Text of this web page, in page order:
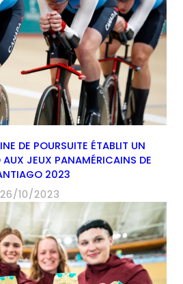
DE POURSUITE ÉTABLIT UN
AUX JEUX PANAMÉRICAINS DE
2023
26/10/2023